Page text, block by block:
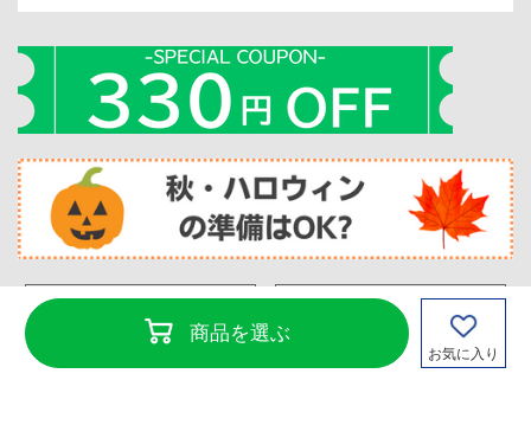
商品を選ぶ
お気に入り
カタログからのご注文
(クイックオーダー)
カタログ請求